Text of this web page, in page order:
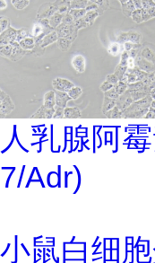
人乳腺阿
7/Adr)
小鼠白细